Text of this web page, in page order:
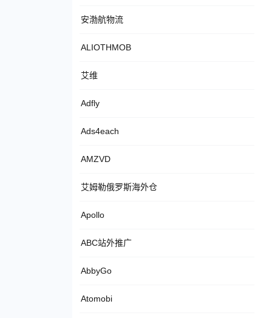
安渤航物流
ALIOTHMOB
艾维
Adfly
Ads4each
AMZVD
艾姆勒俄罗斯海外仓
Apollo
ABC站外推广
AbbyGo
Atomobi